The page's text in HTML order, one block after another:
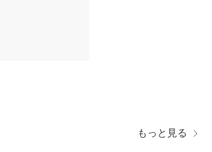
もっと見る